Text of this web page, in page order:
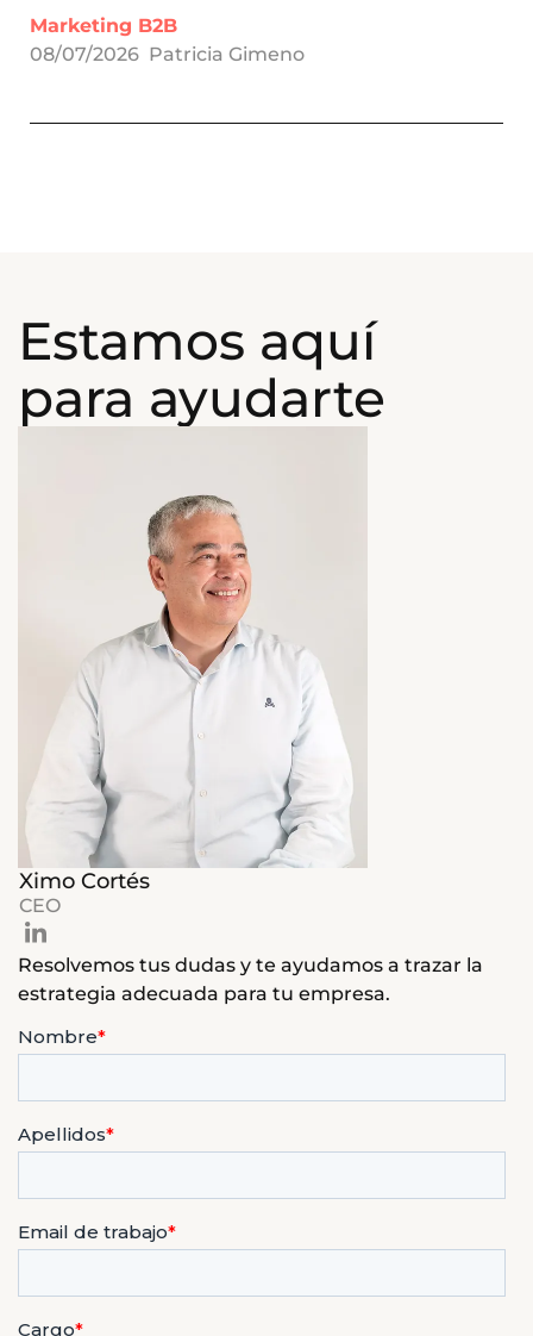
Marketing B2B
08/07/2026 Patricia Gimeno
Estamos aquí
para ayudarte
Ximo Cortés
CEO
Resolvemos tus dudas y te ayudamos a trazar la
estrategia adecuada para tu empresa.